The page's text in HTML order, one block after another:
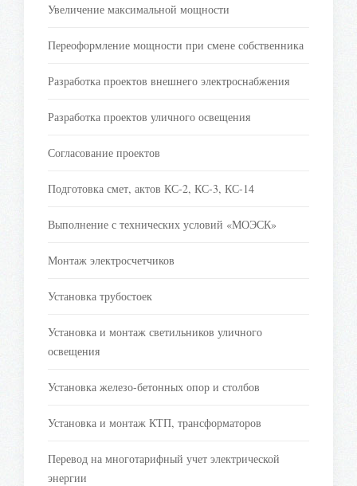
Увеличение максимальной мощности
Переоформление мощности при смене собственника
Разработка проектов внешнего электроснабжения
Разработка проектов уличного освещения
Согласование проектов
Подготовка смет, актов КС-2, КС-3, КС-14
Выполнение с технических условий «МОЭСК»
Монтаж электросчетчиков
Установка трубостоек
Установка и монтаж светильников уличного
освещения
Установка железо-бетонных опор и столбов
Установка и монтаж КТП, трансформаторов
Перевод на многотарифный учет электрической
энергии